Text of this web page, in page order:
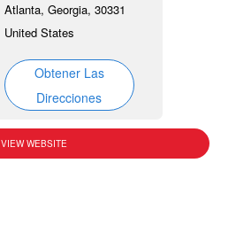
Atlanta, Georgia, 30331
United States
Obtener Las
Direcciones
VIEW WEBSITE